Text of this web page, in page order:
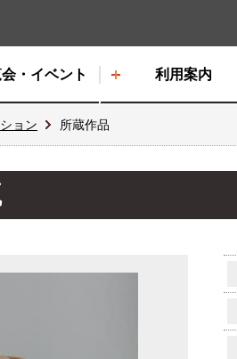
・イベント 利用案内
ョン 所蔵作品